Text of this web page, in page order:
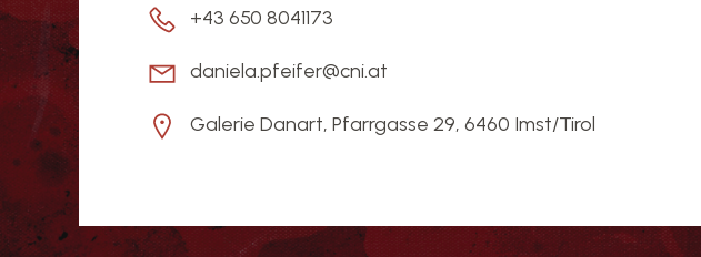
+43 650 8041173
daniela.pfeifer@cni.at
Galerie Danart, Pfarrgasse 29, 6460 Imst/Tirol